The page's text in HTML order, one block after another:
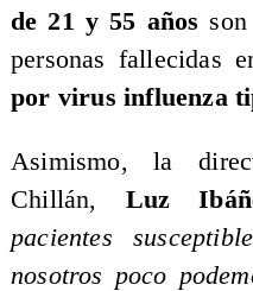
de 21 y 55 años
personas fallecidas
por virus influenza
Asimismo, la
Chillán, Luz
pacientes
nosotros poco